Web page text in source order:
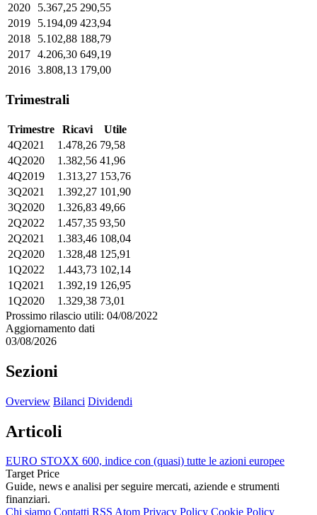
2020
5.367,25 290,55
2019
5.194,09 423,94
2018
5.102,88 188,79
2017 4.206,30 649,19
2016 3.808,13 179,00
Trimestrali
Trimestre Ricavi
Utile
4Q2021
1.478,26 79,58
4Q2020
1.382,56 41,96
4Q2019
1.313,27 153,76
3Q2021
1.392,27 101,90
3Q2020
1.326,83 49,66
2Q2022
1.457,35 93,50
2Q2021
1.383,46 108,04
2Q2020
1.328,48 125,91
1Q2022
1.443,73 102,14
1Q2021
1.392,19 126,95
1Q2020
1.329,38 73,01
Prossimo rilascio utili: 04/08/2022
Aggiornamento dati
03/08/2026
Sezioni
Overview Bilanci Dividendi
Articoli
EURO STOXX 600, indice con (quasi) tutte le azioni europee
Target Price
Guide, news e analisi per seguire mercati, aziende e strumenti
finanziari.
Chi siamo Contatti RSS Atom Privacy Policy Cookie Policy